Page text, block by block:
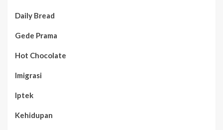
Daily Bread
Gede Prama
Hot Chocolate
Imigrasi
Iptek
Kehidupan